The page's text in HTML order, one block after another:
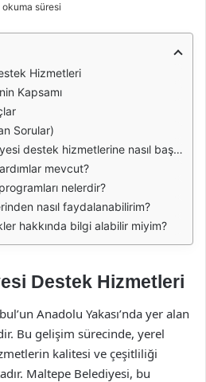
süresi
Hizmetleri
Kapsamı
Sorular)
hizmetlerine nasıl başvurabilirim?
mevcut?
nelerdir?
nasıl faydalanabilirim?
hakkında bilgi alabilir miyim?
Destek Hizmetleri
Anadolu Yakası’nda yer alan
Bu gelişim sürecinde, yerel
kalitesi ve çeşitliliği
Maltepe Belediyesi, bu